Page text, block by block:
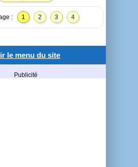
: 1 2 3 4
le menu du site
Publicité